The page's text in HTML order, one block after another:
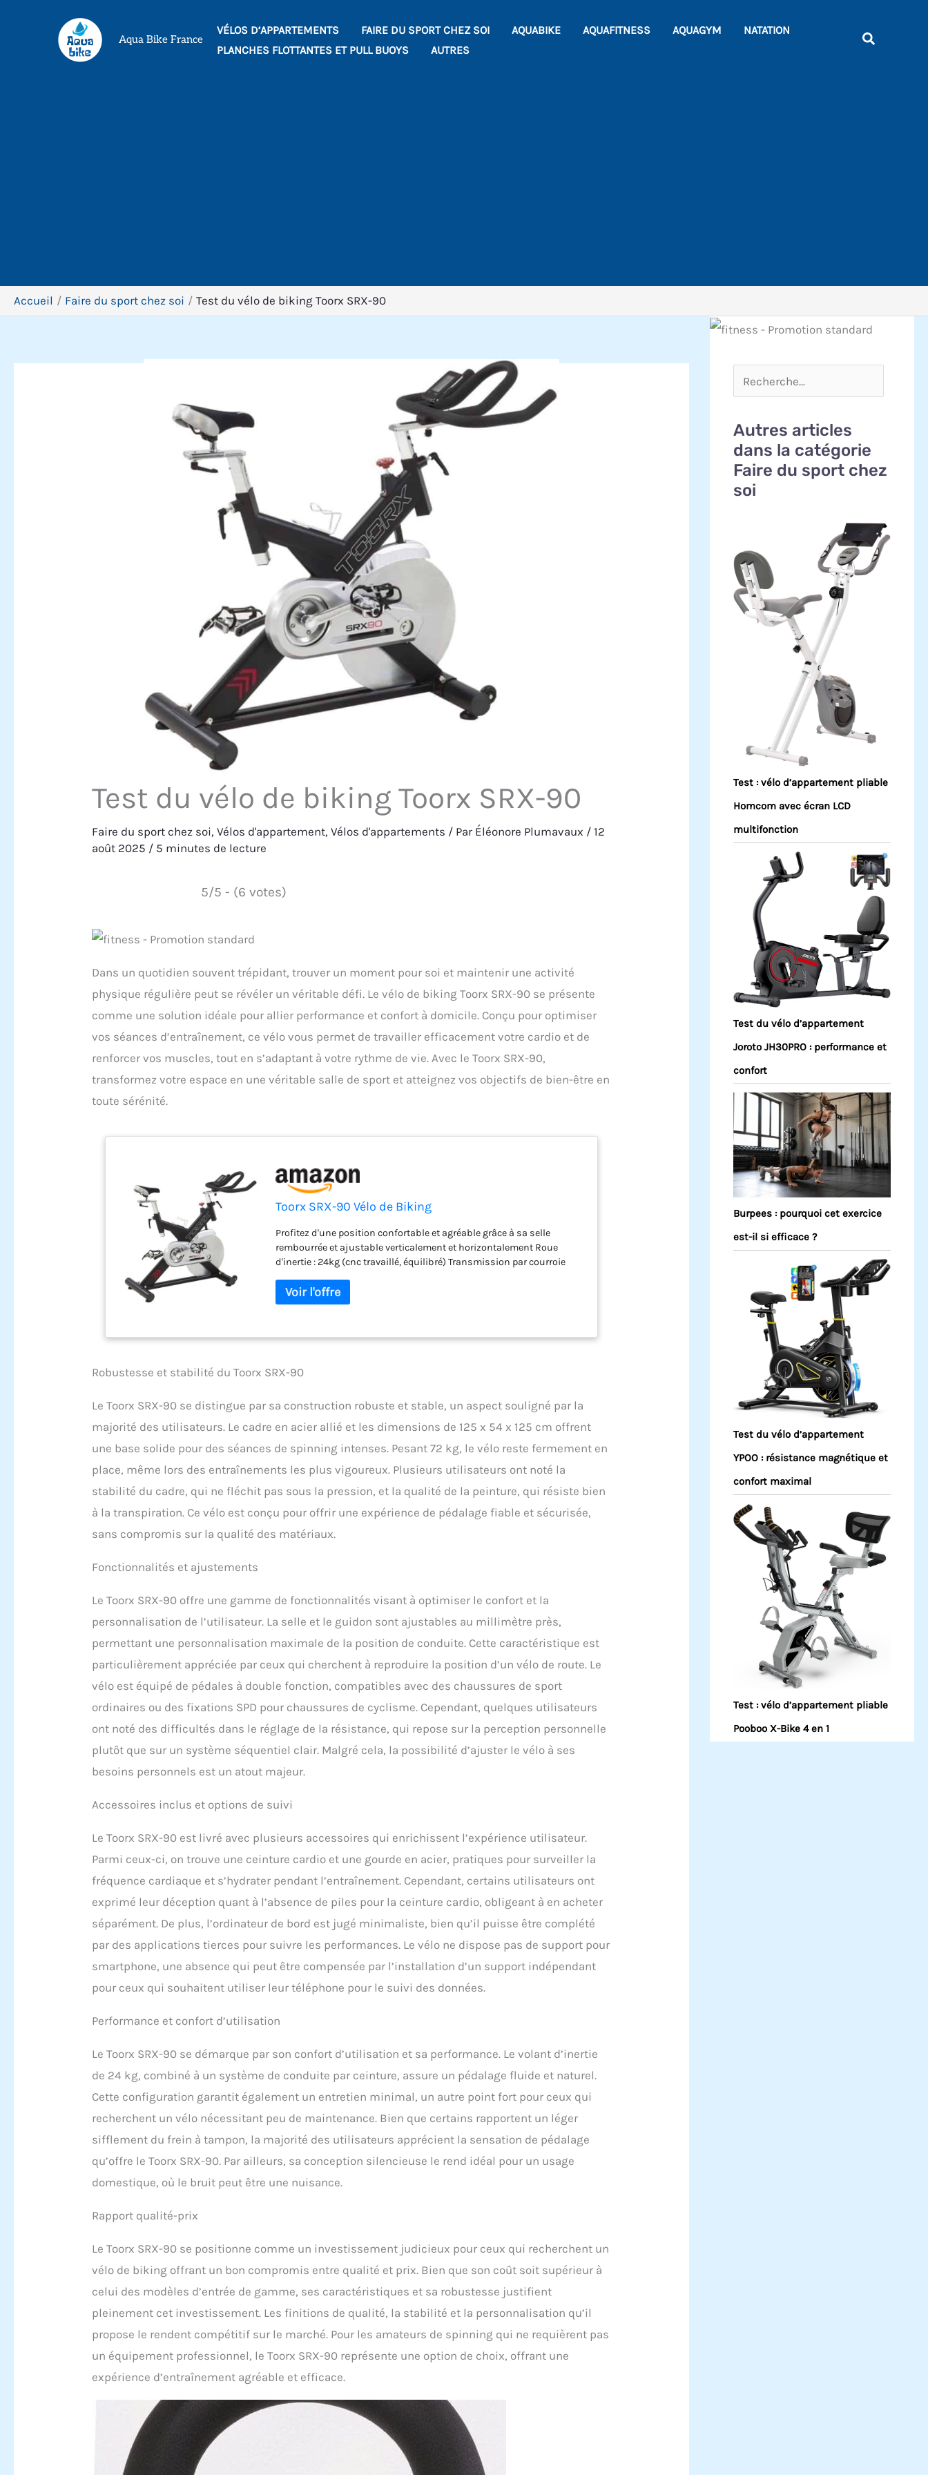
Aqua Bike France
VÉLOS D’APPARTEMENTS FAIRE DU SPORT CHEZ SOI AQUABIKE AQUAFITNESS AQUAGYM
NATATION
PLANCHES FLOTTANTES ET PULL BUOYS
AUTRES
Accueil Faire du sport chez soi Test du vélo de biking Toorx SRX-90
Test du vélo de biking Toorx SRX-90
Faire du sport chez soi,Vélos d'appartement,Vélos d'appartements / Par Éléonore Plumavaux /12
août 2025 / 5 minutes de lecture
5/5 - (6 votes)
Dans un quotidien souvent trépidant, trouver un moment pour soi et maintenir une activité
physique régulière peut se révéler un véritable défi. Le vélo de biking Toorx SRX-90 se présente
comme une solution idéale pour allier performance et confort à domicile. Conçu pour optimiser
vos séances d’entraînement, ce vélo vous permet de travailler efficacement votre cardio et de
renforcer vos muscles, tout en s’adaptant à votre rythme de vie. Avec le Toorx SRX-90,
transformez votre espace en une véritable salle de sport et atteignez vos objectifs de bien-être en
toute sérénité.
Toorx SRX-90 Vélo de Biking
Profitez d'une position confortable et agréable grâce à sa selle
rembourrée et ajustable verticalement et horizontalement Roue
d'inertie : 24kg (cnc travaillé, équilibré) Transmission par courroie
pour un blocage rapide de la roue Poids maximum d'utilisateur :
140kg Console informations : vitesse, temps, distance, pulsation,
micrométrique (ultra précis) Guidon : ajustement vertical et
Robustesse et stabilité du Toorx SRX-90
Le Toorx SRX-90 se distingue par sa construction robuste et stable, un aspect souligné par la
majorité des utilisateurs. Le cadre en acier allié et les dimensions de 125 x 54 x 125 cm offrent
une base solide pour des séances de spinning intenses. Pesant 72 kg, le vélo reste fermement en
place, même lors des entraînements les plus vigoureux. Plusieurs utilisateurs ont noté la
stabilité du cadre, qui ne fléchit pas sous la pression, et la qualité de la peinture, qui résiste bien
à la transpiration. Ce vélo est conçu pour offrir une expérience de pédalage fiable et sécurisée,
sans compromis sur la qualité des matériaux.
Fonctionnalités et ajustements
Le Toorx SRX-90 offre une gamme de fonctionnalités visant à optimiser le confort et la
personnalisation de l’utilisateur. La selle et le guidon sont ajustables au millimètre près,
permettant une personnalisation maximale de la position de conduite. Cette caractéristique est
particulièrement appréciée par ceux qui cherchent à reproduire la position d’un vélo de route. Le
vélo est équipé de pédales à double fonction, compatibles avec des chaussures de sport
ordinaires ou des fixations SPD pour chaussures de cyclisme. Cependant, quelques utilisateurs
ont noté des difficultés dans le réglage de la résistance, qui repose sur la perception personnelle
plutôt que sur un système séquentiel clair. Malgré cela, la possibilité d’ajuster le vélo à ses
besoins personnels est un atout majeur.
Accessoires inclus et options de suivi
Le Toorx SRX-90 est livré avec plusieurs accessoires qui enrichissent l’expérience utilisateur.
Parmi ceux-ci, on trouve une ceinture cardio et une gourde en acier, pratiques pour surveiller la
fréquence cardiaque et s’hydrater pendant l’entraînement. Cependant, certains utilisateurs ont
exprimé leur déception quant à l’absence de piles pour la ceinture cardio, obligeant à en acheter
séparément. De plus, l’ordinateur de bord est jugé minimaliste, bien qu’il puisse être complété
par des applications tierces pour suivre les performances. Le vélo ne dispose pas de support pour
smartphone, une absence qui peut être compensée par l’installation d’un support indépendant
pour ceux qui souhaitent utiliser leur téléphone pour le suivi des données.
Performance et confort d’utilisation
Le Toorx SRX-90 se démarque par son confort d’utilisation et sa performance. Le volant d’inertie
de 24 kg, combiné à un système de conduite par ceinture, assure un pédalage fluide et naturel.
Cette configuration garantit également un entretien minimal, un autre point fort pour ceux qui
recherchent un vélo nécessitant peu de maintenance. Bien que certains rapportent un léger
sifflement du frein à tampon, la majorité des utilisateurs apprécient la sensation de pédalage
qu’offre le Toorx SRX-90. Par ailleurs, sa conception silencieuse le rend idéal pour un usage
domestique, où le bruit peut être une nuisance.
Rapport qualité-prix
Le Toorx SRX-90 se positionne comme un investissement judicieux pour ceux qui recherchent un
vélo de biking offrant un bon compromis entre qualité et prix. Bien que son coût soit supérieur à
celui des modèles d’entrée de gamme, ses caractéristiques et sa robustesse justifient
pleinement cet investissement. Les finitions de qualité, la stabilité et la personnalisation qu’il
propose le rendent compétitif sur le marché. Pour les amateurs de spinning qui ne requièrent pas
un équipement professionnel, le Toorx SRX-90 représente une option de choix, offrant une
expérience d’entraînement agréable et efficace.
Autres articles
dans la catégorie
Faire du sport chez
soi
Test : vélo d’appartement pliable
Homcom avec écran LCD
multifonction
Test du vélo d’appartement
Joroto JH30PRO : performance et
confort
Burpees : pourquoi cet exercice
est-il si efficace ?
Test du vélo d’appartement
YPOO : résistance magnétique et
confort maximal
Test : vélo d’appartement pliable
Pooboo X-Bike 4 en 1